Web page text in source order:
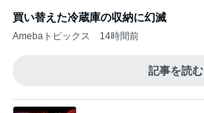
買い替えた冷蔵庫の収納に幻滅
Amebaトピックス 14時間前
記事を読む